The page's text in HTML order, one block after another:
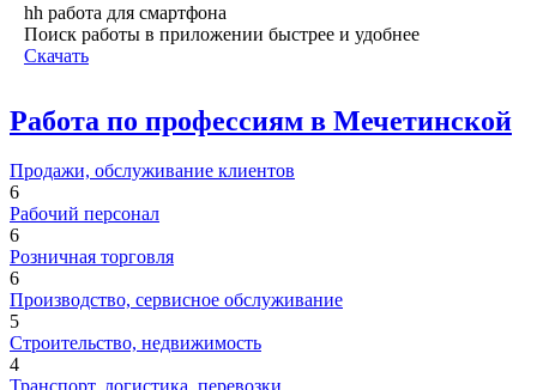
hh работа для смартфона
Поиск работы в приложении быстрее и удобнее
Скачать
Работа по профессиям в Мечетинской
Продажи, обслуживание клиентов
6
Рабочий персонал
6
Розничная торговля
6
Производство, сервисное обслуживание
5
Строительство, недвижимость
4